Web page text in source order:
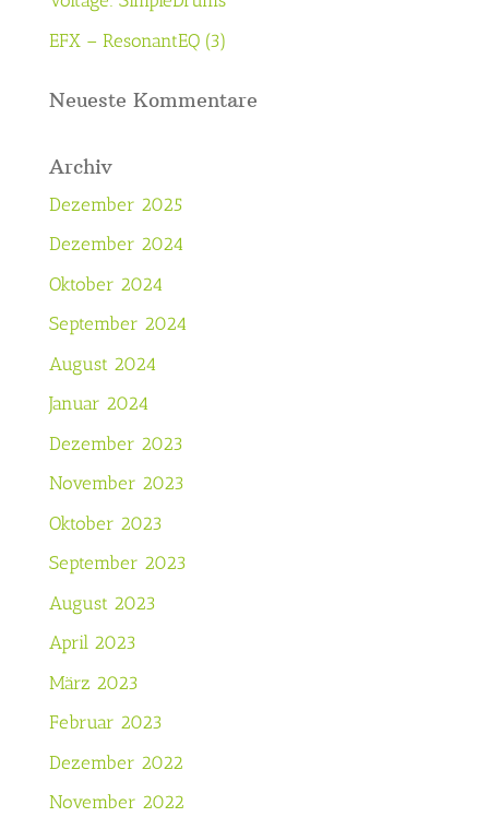
EFX – ResonantEQ (3)
Neueste Kommentare
Archiv
Dezember 2025
Dezember 2024
Oktober 2024
September 2024
August 2024
Januar 2024
Dezember 2023
November 2023
Oktober 2023
September 2023
August 2023
April 2023
März 2023
Februar 2023
Dezember 2022
November 2022